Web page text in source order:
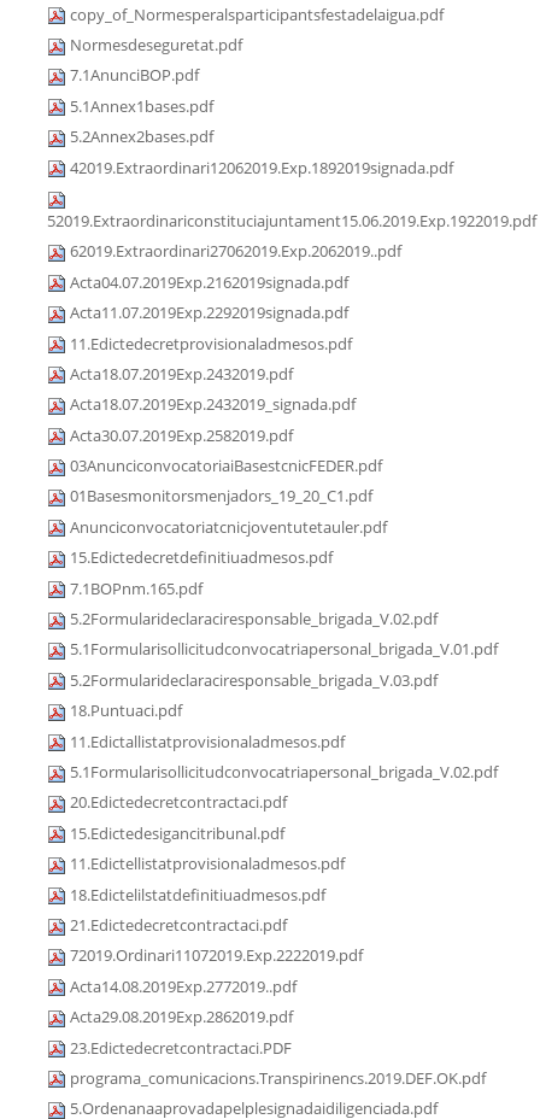
copy_of_Normesperalsparticipantsfestadelaigua.pdf
Normesdeseguretat.pdf
7.1AnunciBOP.pdf
5.1Annex1bases.pdf
5.2Annex2bases.pdf
42019.Extraordinari12062019.Exp.1892019signada.pdf
52019.Extraordinariconstituciajuntament15.06.2019.Exp.1922019.pdf
62019.Extraordinari27062019.Exp.2062019..pdf
Acta04.07.2019Exp.2162019signada.pdf
Acta11.07.2019Exp.2292019signada.pdf
11.Edictedecretprovisionaladmesos.pdf
Acta18.07.2019Exp.2432019.pdf
Acta18.07.2019Exp.2432019_signada.pdf
Acta30.07.2019Exp.2582019.pdf
03AnunciconvocatoriaiBasestcnicFEDER.pdf
01Basesmonitorsmenjadors_19_20_C1.pdf
Anunciconvocatoriatcnicjoventutetauler.pdf
15.Edictedecretdefinitiuadmesos.pdf
7.1BOPnm.165.pdf
5.2Formularideclaraciresponsable_brigada_V.02.pdf
5.1Formularisollicitudconvocatriapersonal_brigada_V.01.pdf
5.2Formularideclaraciresponsable_brigada_V.03.pdf
18.Puntuaci.pdf
11.Edictallistatprovisionaladmesos.pdf
5.1Formularisollicitudconvocatriapersonal_brigada_V.02.pdf
20.Edictedecretcontractaci.pdf
15.Edictedesigancitribunal.pdf
11.Edictellistatprovisionaladmesos.pdf
18.Edictelilstatdefinitiuadmesos.pdf
21.Edictedecretcontractaci.pdf
72019.Ordinari11072019.Exp.2222019.pdf
Acta14.08.2019Exp.2772019..pdf
Acta29.08.2019Exp.2862019.pdf
23.Edictedecretcontractaci.PDF
programa_comunicacions.Transpirinencs.2019.DEF.OK.pdf
5.Ordenanaaprovadapelplesignadaidiligenciada.pdf